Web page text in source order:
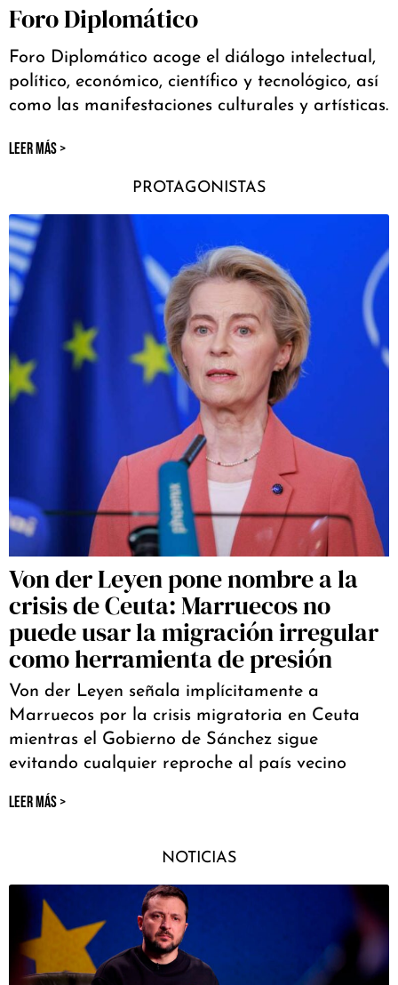
Foro Diplomático
Foro Diplomático acoge el diálogo intelectual,
político, económico, científico y tecnológico, así
como las manifestaciones culturales y artísticas.
LEER MÁS >
PROTAGONISTAS
Von der Leyen pone nombre a la
crisis de Ceuta: Marruecos no
puede usar la migración irregular
como herramienta de presión
Von der Leyen señala implícitamente a
Marruecos por la crisis migratoria en Ceuta
mientras el Gobierno de Sánchez sigue
evitando cualquier reproche al país vecino
LEER MÁS >
NOTICIAS